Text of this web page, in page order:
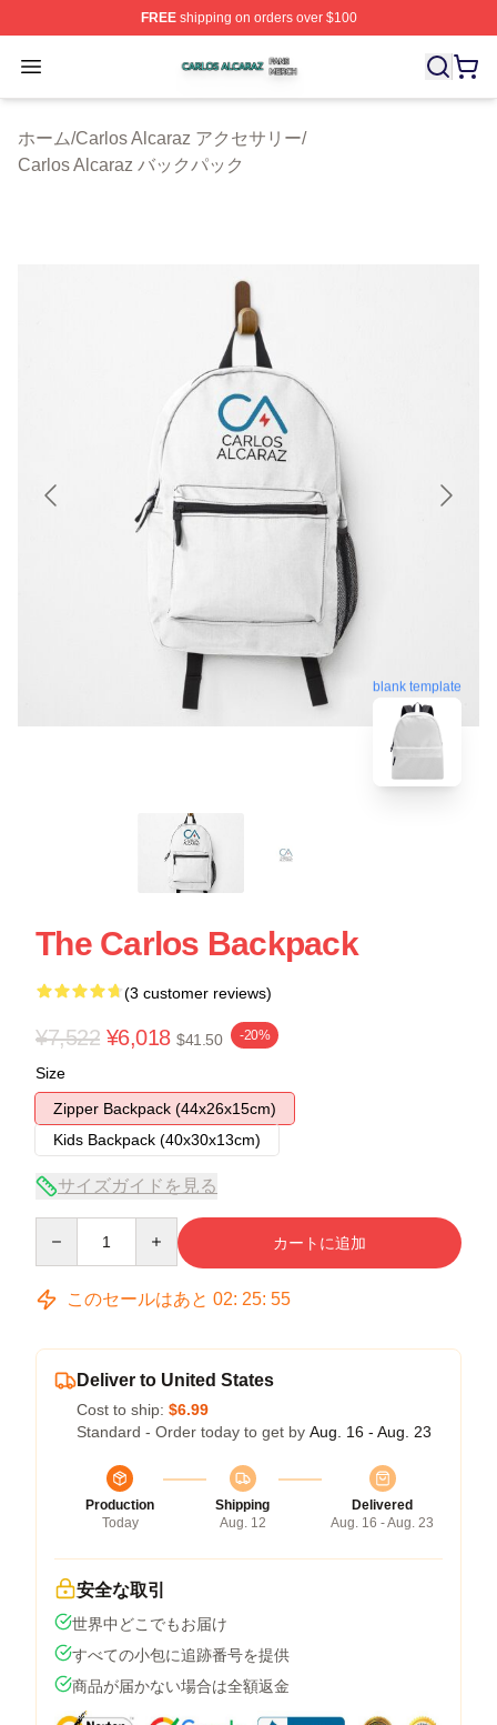
FREEshipping on orders over $100
Open menu
Carlos Alcaraz Shop ⚡️ Officially Licensed Carlos
ホーム/Carlos Alcaraz アクセサリー/
Carlos Alcaraz バックパック
blank template
The Carlos Backpack
(3 customer reviews)
¥7,522 ¥6,018 $41.50 -20%
Size
Zipper Backpack (44x26x15cm)
Kids Backpack (40x30x13cm)
サイズガイドを見る
カートに追加
このセールはあと 02: 25: 54
Deliver to United States
Cost to ship: $6.99
Standard - Order today to get by Aug. 16 - Aug. 23
Production
Today
Shipping
Aug. 12
Delivered
Aug. 16 - Aug. 23
安全な取引
世界中どこでもお届け
すべての小包に追跡番号を提供
商品が届かない場合は全額返金